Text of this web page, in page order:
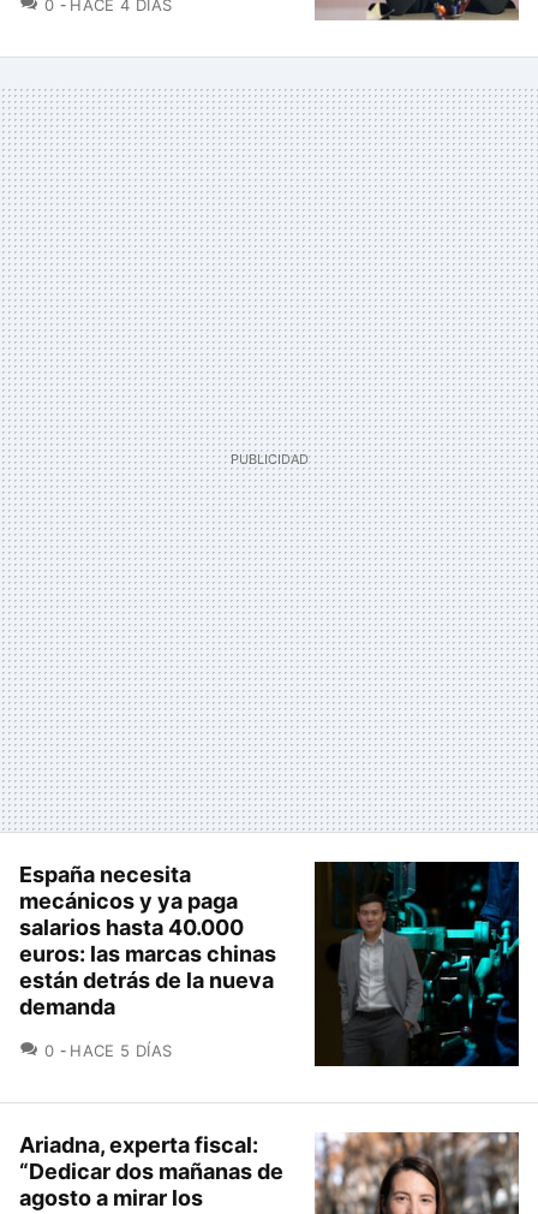
0 HACE 4 DÍAS
España necesita
mecánicos y ya paga
salarios hasta 40.000
euros: las marcas chinas
están detrás de la nueva
demanda
0 COMENTARIOS
HACE 5 DÍAS
Ariadna, experta fiscal:
“Dedicar dos mañanas de
agosto a mirar los